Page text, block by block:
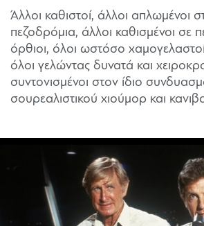
Άλλοι καθιστοί, άλλοι απλωμένοι
πεζοδρόμια, άλλοι καθισμένοι σε
όρθιοι, όλοι ωστόσο χαμογελαστοί
όλοι γελώντας δυνατά και
συντονισμένοι στον ίδιο
σουρεαλιστικού χιούμορ και